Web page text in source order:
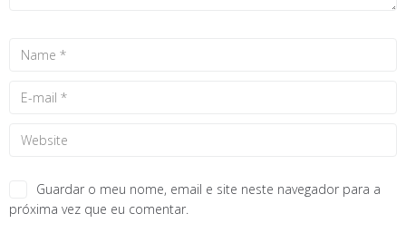
Guardar o meu nome, email e site neste navegador para a
próxima vez que eu comentar.